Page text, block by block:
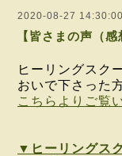
2020-08-27 14:30:00
【皆さまの声（
ヒーリングスク
おいで下さった
こちらよりご覧
▼ヒーリングス